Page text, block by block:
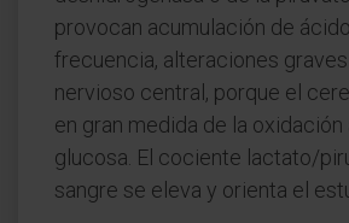
provocan acumulación de
frecuencia, alteraciones
nervioso central, porque el
en gran medida de la oxidación
glucosa. El cociente lactato/
sangre se eleva y orienta el